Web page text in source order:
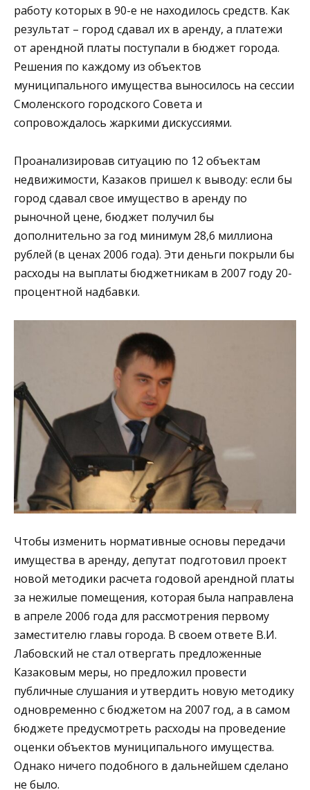
работу которых в 90-е не находилось средств. Как
результат – город сдавал их в аренду, а платежи
от арендной платы поступали в бюджет города.
Решения по каждому из объектов
муниципального имущества выносилось на сессии
Смоленского городского Совета и
сопровождалось жаркими дискуссиями.
Проанализировав ситуацию по 12 объектам
недвижимости, Казаков пришел к выводу: если бы
город сдавал свое имущество в аренду по
рыночной цене, бюджет получил бы
дополнительно за год минимум 28,6 миллиона
рублей (в ценах 2006 года). Эти деньги покрыли бы
расходы на выплаты бюджетникам в 2007 году 20-
процентной надбавки.
Чтобы изменить нормативные основы передачи
имущества в аренду, депутат подготовил проект
новой методики расчета годовой арендной платы
за нежилые помещения, которая была направлена
в апреле 2006 года для рассмотрения первому
заместителю главы города. В своем ответе В.И.
Лабовский не стал отвергать предложенные
Казаковым меры, но предложил провести
публичные слушания и утвердить новую методику
одновременно с бюджетом на 2007 год, а в самом
бюджете предусмотреть расходы на проведение
оценки объектов муниципального имущества.
Однако ничего подобного в дальнейшем сделано
не было.